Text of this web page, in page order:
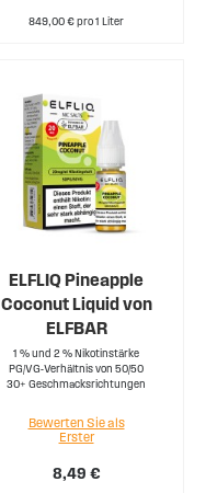
849,00 € pro 1 Liter
ELFLIQ Pineapple
Coconut Liquid von
ELFBAR
1 % und 2 % Nikotinstärke
PG/VG-Verhältnis von 50/50
30+ Geschmacksrichtungen
8,49 €
Bewerten Sie als
Erster